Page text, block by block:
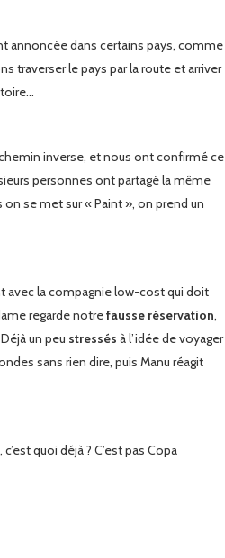
annoncée dans certains pays, comme
traverser le pays par la route et arriver
inverse, et nous ont confirmé ce
personnes ont partagé la même
se met sur « Paint », on prend un
avec la compagnie low-cost qui doit
regarde notrefausse réservation,
un peu stressés à l’idée de voyager
sans rien dire, puis Manu réagit
quoi déjà ? C’est pas Copa